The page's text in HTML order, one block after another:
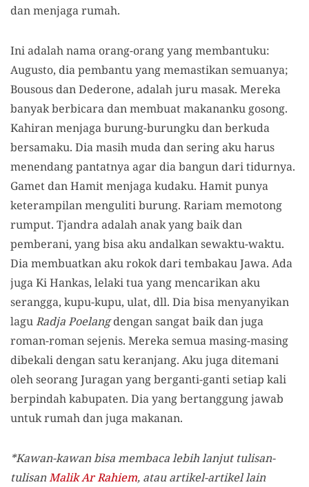
dan menjaga rumah.
Ini adalah nama orang-orang yang membantuku:
Augusto, dia pembantu yang memastikan semuanya;
Bousous dan Dederone, adalah juru masak. Mereka
banyak berbicara dan membuat makananku gosong.
Kahiran menjaga burung-burungku dan berkuda
bersamaku. Dia masih muda dan sering aku harus
menendang pantatnya agar dia bangun dari tidurnya.
Gamet dan Hamit menjaga kudaku. Hamit punya
keterampilan menguliti burung. Rariam memotong
rumput. Tjandra adalah anak yang baik dan
pemberani, yang bisa aku andalkan sewaktu-waktu.
Dia membuatkan aku rokok dari tembakau Jawa. Ada
juga Ki Hankas, lelaki tua yang mencarikan aku
serangga, kupu-kupu, ulat, dll. Dia bisa menyanyikan
laguRadja Poelangdengan sangat baik dan juga
roman-roman sejenis. Mereka semua masing-masing
dibekali dengan satu keranjang. Aku juga ditemani
oleh seorang Juragan yang berganti-ganti setiap kali
berpindah kabupaten. Dia yang bertanggung jawab
untuk rumah dan juga makanan.
*Kawan-kawan bisa membaca lebih lanjut tulisan-
tulisanMalik Ar Rahiem, atau artikel-artikel lain